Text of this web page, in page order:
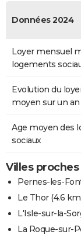
Données 2024
Loyer mensuel
logements
Evolution du
moyen sur un an
Age moyen des
sociaux
Villes
Pernes-les-
Le Thor(4.6
L'Isle-sur-la-
La Roque-sur-